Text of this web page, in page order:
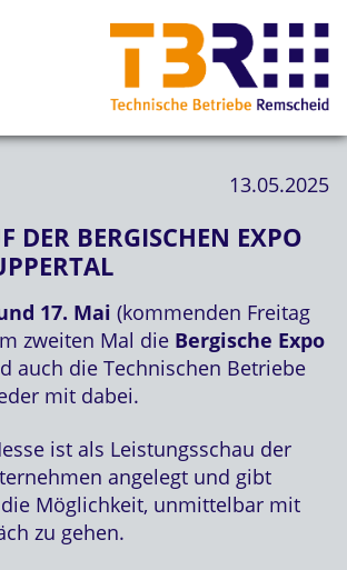
13.05.2025
DER BERGISCHEN EXPO
17. Mai (kommenden Freitag
zweiten Mal die Bergische Expo
auch die Technischen Betriebe
mit dabei.
ist als Leistungsschau der
angelegt und gibt
Möglichkeit, unmittelbar mit
zu gehen.